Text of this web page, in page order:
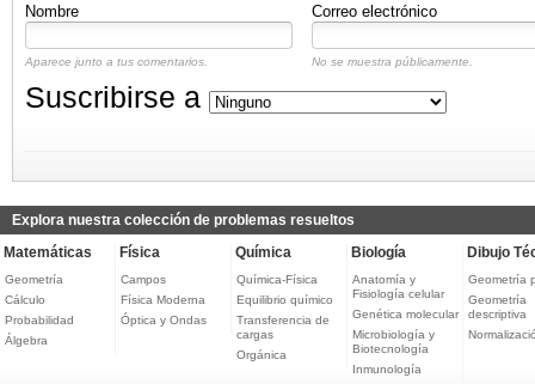
Nombre
Correo electrónico
Aparece junto a tus comentarios. No se muestra públicamente.
Suscribirse a
Explora nuestra colección de problemas resueltos
Matemáticas
Geometría
Cálculo
Probabilidad
Álgebra
Física
Campos
Física Moderna
Óptica y Ondas
Química
Química-Física
Equilibrio químico
Transferencia de
cargas
Orgánica
Biología
Anatomía y
Fisiología celular
Genética molecular
Microbiología y
Biotecnología
Inmunología
Dibujo
Geometría
Geometría
descriptiva